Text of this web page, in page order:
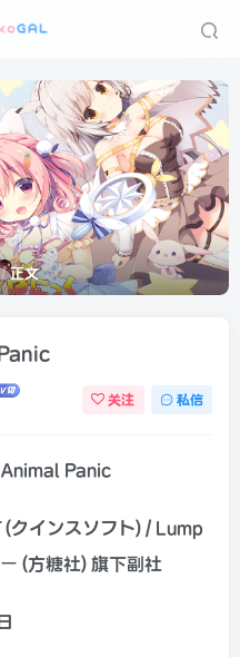
正文
关注 私信
Panic
クインスソフト) / Lump
(方糖社) 旗下副社